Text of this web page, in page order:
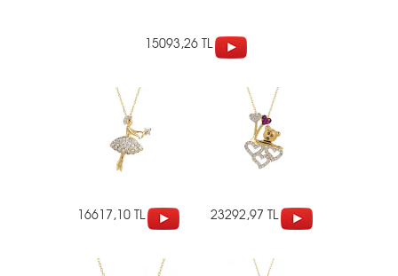
15093,26 TL
16617,10 TL 23292,97 TL